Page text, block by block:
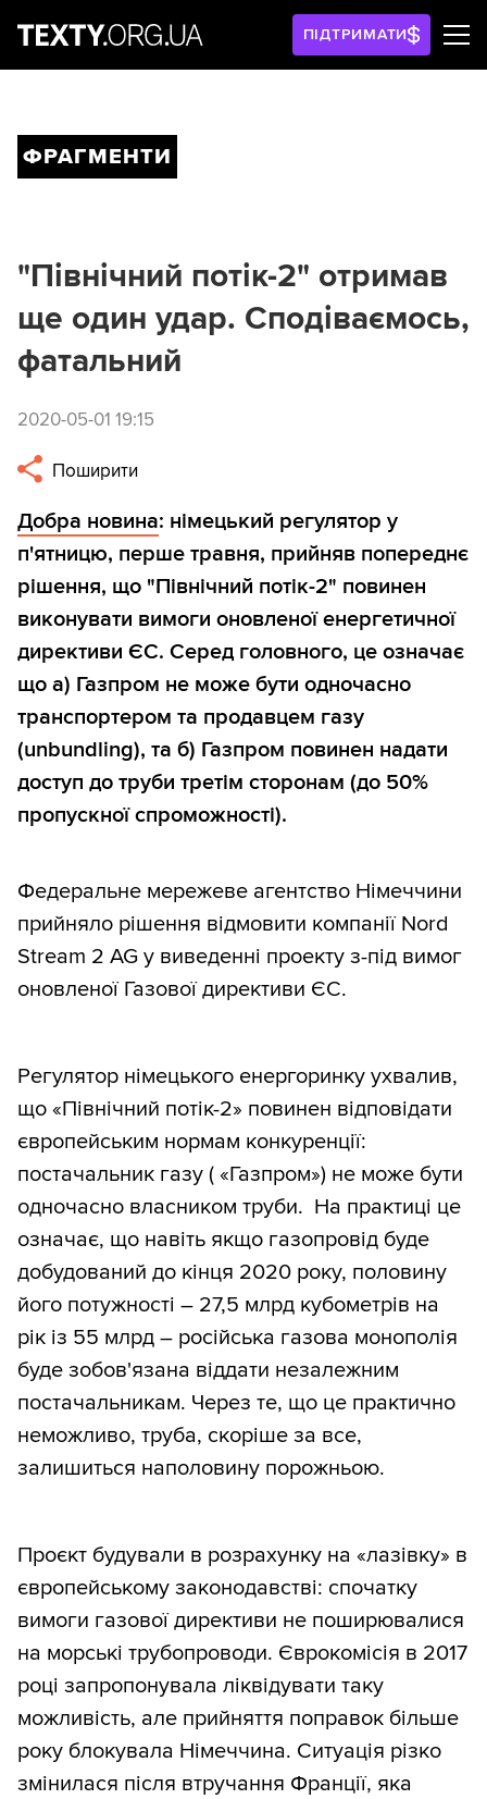
ПІДТРИМАТИ
ФРАГМЕНТИ
"Північний потік-2" отримав
ще один удар. Сподіваємось,
фатальний
2020-05-01 19:15
Поширити
Добра новина: німецький регулятор у
п'ятницю, перше травня, прийняв попереднє
рішення, що "Північний потік-2" повинен
виконувати вимоги оновленої енергетичної
директиви ЄС. Серед головного, це означає
що а) Газпром не може бути одночасно
транспортером та продавцем газу
(unbundling), та б) Газпром повинен надати
доступ до труби третім сторонам (до 50%
пропускної спроможності).
Федеральне мережеве агентство Німеччини
прийняло рішення відмовити компанії Nord
Stream 2 AG у виведенні проекту з-під вимог
оновленої Газової директиви ЄС.
Регулятор німецького енергоринку ухвалив,
що «Північний потік-2» повинен відповідати
європейським нормам конкуренції:
постачальник газу ( «Газпром») не може бути
одночасно власником труби. На практиці це
означає, що навіть якщо газопровід буде
добудований до кінця 2020 року, половину
його потужності – 27,5 млрд кубометрів на
рік із 55 млрд – російська газова монополія
буде зобов'язана віддати незалежним
постачальникам. Через те, що це практично
неможливо, труба, скоріше за все,
залишиться наполовину порожньою.
Проєкт будували в розрахунку на «лазівку» в
європейському законодавстві: спочатку
вимоги газової директиви не поширювалися
на морські трубопроводи. Єврокомісія в 2017
році запропонувала ліквідувати таку
можливість, але прийняття поправок більше
року блокувала Німеччина. Ситуація різко
змінилася після втручання Франції, яка